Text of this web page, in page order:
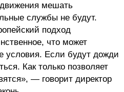
мешать
службы не будут.
подход
что может
условия. Если будут дожди
Как только позволяет
— говорит директор